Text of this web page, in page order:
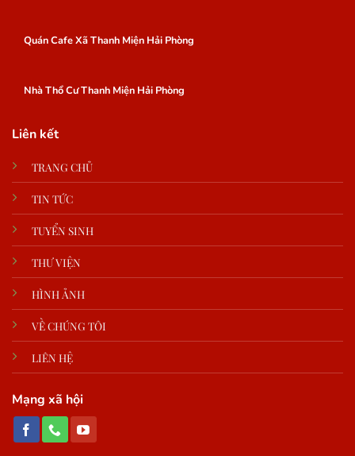
Quán Cafe Xã Thanh Miện Hải Phòng
Nhà Thổ Cư Thanh Miện Hải Phòng
Liên kết
TRANG CHỦ
TIN TỨC
TUYỂN SINH
THƯ VIỆN
HÌNH ẢNH
VỀ CHÚNG TÔI
LIÊN HỆ
Mạng xã hội